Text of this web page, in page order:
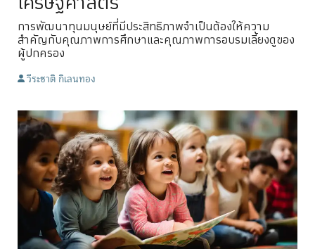
การพัฒนาทุนมนุษย์ที่มีประสิทธิภาพจำเป็นต้องให้ความ
สำคัญกับคุณภาพการศึกษาและคุณภาพการอบรมเลี้ยงดูของ
ผู้ปกครอง
วีระชาติ กิเลนทอง